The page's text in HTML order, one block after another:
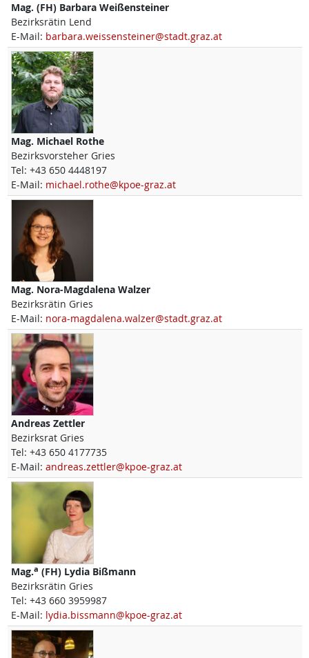
Mag. (FH) Barbara Weißensteiner
Bezirksrätin Lend
E-Mail: barbara.weissensteiner@stadt.graz.at
Mag. Michael Rothe
Bezirksvorsteher Gries
Tel: +43 650 4448197
E-Mail: michael.rothe@kpoe-graz.at
Mag. Nora-Magdalena Walzer
Bezirksrätin Gries
E-Mail: nora-magdalena.walzer@stadt.graz.at
Andreas Zettler
Bezirksrat Gries
Tel: +43 650 4177735
E-Mail: andreas.zettler@kpoe-graz.at
Mag.a (FH) Lydia Bißmann
Bezirksrätin Gries
Tel: +43 660 3959987
E-Mail: lydia.bissmann@kpoe-graz.at